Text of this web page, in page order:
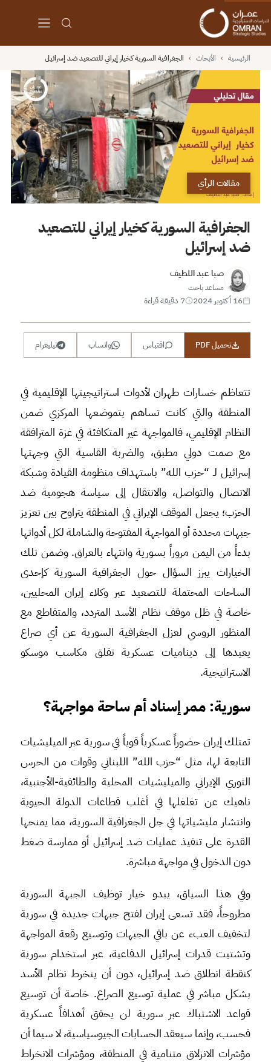
الرئيسية › الأبحاث › الجغرافية السورية كخيار إيراني للتصعيد ضد إسرائيل
مقالات الرأي
الجغرافية السورية كخيار إيراني للتصعيد
ضد إسرائيل
صبا عبد اللطيف
مساعد باحث
16 أكتوبر 2024 7 دقيقة قراءة
تحميل PDF اقتباس واتساب تيليغرام
تتعاظم خسارات طهران لأدوات استراتيجيتها الإقليمية في
المنطقة والتي كانت تساهم بتموضعها المركزي ضمن
النظام الإقليمي، فالمواجهة غير المتكافئة في غزة المترافقة
مع صمت دولي مطبق، والضربة القاسية التي وجهتها
إسرائيل لـ “حزب الله” باستهداف منظومة القيادة وشبكة
الاتصال والتواصل، والانتقال إلى سياسة هجومية ضد
الحزب؛ يجعل الموقف الإيراني في المنطقة يتراوح بين تعزيز
جبهات محددة أو المواجهة المفتوحة والشاملة لكل أدواتها
بدءاً من اليمن مروراً بسورية وانتهاء بالعراق. وضمن تلك
الخيارات يبرز السؤال حول الجغرافية السورية كإحدى
الساحات المحتملة للتصعيد عبر وكلاء إيران المحليين،
خاصة في ظل موقف نظام الأسد المتردد، والمتقاطع مع
المنظور الروسي لعزل الجغرافية السورية عن أي صراع
يعيدها إلى ديناميات عسكرية تقلق مكاسب موسكو
الاستراتيجية.
سورية: ممر إسناد أم ساحة مواجهة؟
تمتلك إيران حضوراً عسكرياً قوياً في سورية عبر الميليشيات
التابعة لها، مثل “حزب الله” اللبناني وقوات من الحرس
الثوري الإيراني والميليشيات المحلية والطائفية-الأجنبية،
ناهيك عن تغلغلها في أغلب قطاعات الدولة الحيوية
وانتشار مليشياتها في جل الجغرافية السورية، مما يمنحها
القدرة على تنفيذ عمليات ضد إسرائيل أو ممارسة ضغط
دون الدخول في مواجهة مباشرة.
وفي هذا السياق، يبدو خيار توظيف الجبهة السورية
مطروحاً، فقد تسعى إيران لفتح جبهات جديدة في سورية
لتخفيف العبء عن باقي الجبهات وتوسيع رقعة المواجهة
وتشتيت قدرات إسرائيل الدفاعية، عبر استخدام سورية
كنقطة انطلاق ضد إسرائيل، دون أن ينخرط نظام الأسد
بشكل مباشر في عملية توسيع الصراع. خاصة أن توسيع
قواعد الاشتباك عبر سورية لن يحقق أهدافاً عسكرية
فحسب، وإنما سيعقد الحسابات الجيوسياسية، لا سيما أن
مؤشرات الانزلاق متنامية في المنطقة، ومؤشرات الانخراط